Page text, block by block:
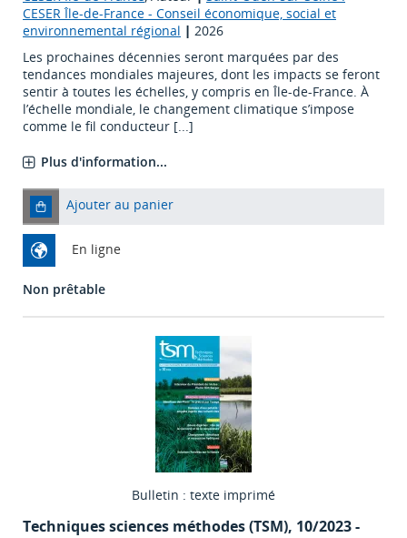
CESER Île-de-France - Conseil économique, social et
environnemental régional | 2026
Les prochaines décennies seront marquées par des
tendances mondiales majeures, dont les impacts se feront
sentir à toutes les échelles, y compris en Île-de-France. À
l’échelle mondiale, le changement climatique s’impose
comme le fil conducteur [...]
Plus d'information...
Ajouter au panier
En ligne
Non prêtable
Bulletin : texte imprimé
Techniques sciences méthodes (TSM), 10/2023 -